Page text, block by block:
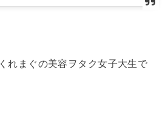
れまぐの美容ヲタク女子大生で